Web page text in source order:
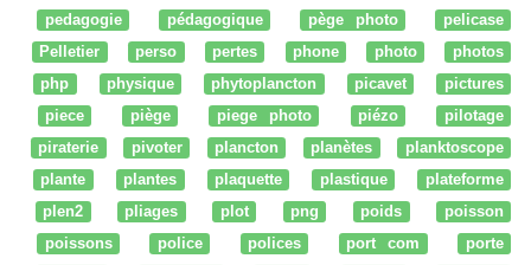
pedagogie
pédagogique pège photo
pelicase
Pelletier
perso pertes phone photo
photos
php
physique phytoplancton picavet
pictures
piece
piège piege photo piézo
pilotage
piraterie
pivoter plancton planètes
planktoscope
plante
plantes plaquette plastique
plateforme
plen2
pliages plot png poids
poisson
poissons
police polices port com
porte